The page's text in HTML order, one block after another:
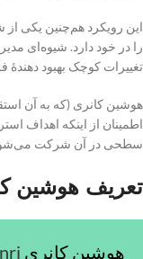
این رویکرد هم‌چنین یکی
را در خود دارد. شیوه‌ای
تغییرات کوچک بهبود‌
هوشین کانری (که به آن
اطمینان از اینکه اهداف
سطحی در آن شرکت
تعریف هوشین
هوشین کانری